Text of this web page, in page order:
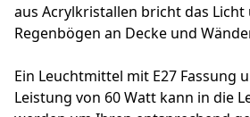
aus Acrylkristallen bricht das
Regenbögen an Decke und
Ein Leuchtmittel mit E27 Fassung
Leistung von 60 Watt kann in die